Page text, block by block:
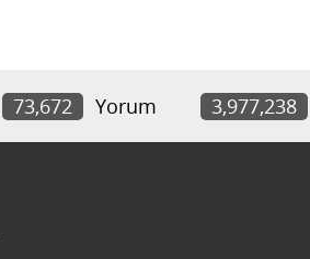
73,672 Yorum 3,977,238